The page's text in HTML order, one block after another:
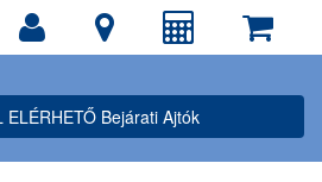
ELÉRHETŐ Bejárati Ajtók